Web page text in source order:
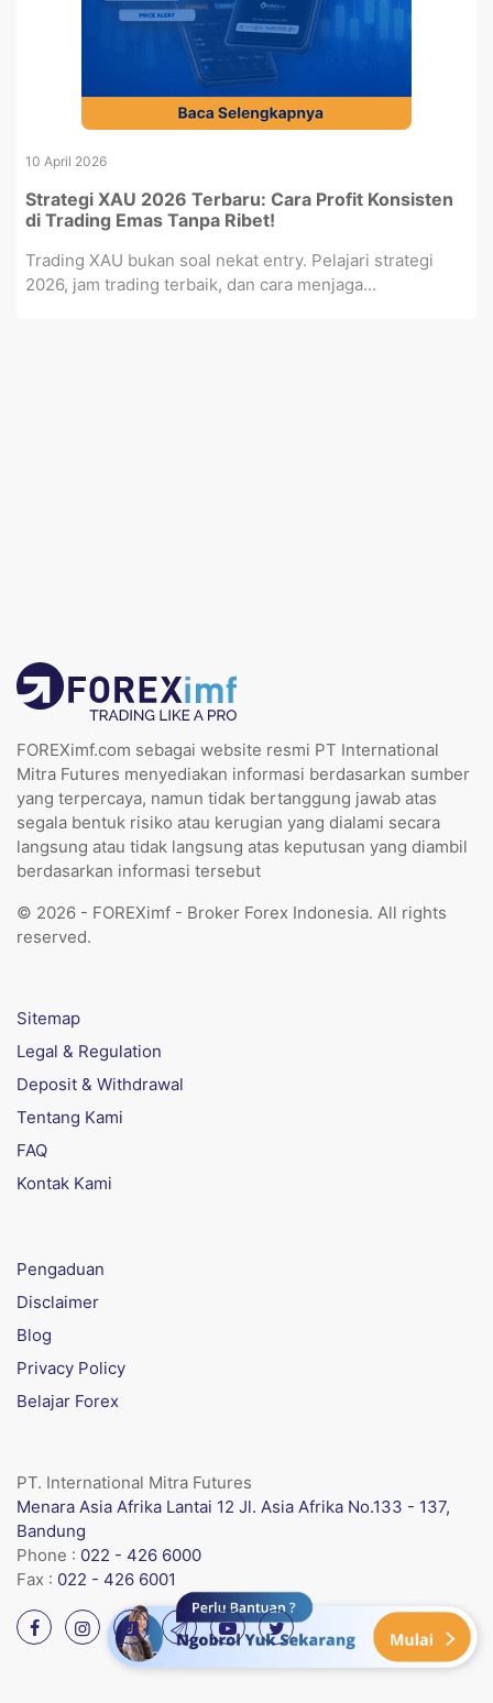
10 April 2026
Strategi XAU 2026 Terbaru: Cara Profit Konsisten
di Trading Emas Tanpa Ribet!
Trading XAU bukan soal nekat entry. Pelajari strategi
2026, jam trading terbaik, dan cara menjaga...
FOREXimf.com sebagai website resmi PT International
Mitra Futures menyediakan informasi berdasarkan sumber
yang terpercaya, namun tidak bertanggung jawab atas
segala bentuk risiko atau kerugian yang dialami secara
langsung atau tidak langsung atas keputusan yang diambil
berdasarkan informasi tersebut
© 2026 - FOREXimf - Broker Forex Indonesia. All rights
reserved.
Sitemap
Legal & Regulation
Deposit & Withdrawal
Tentang Kami
FAQ
Kontak Kami
Pengaduan
Disclaimer
Blog
Privacy Policy
Belajar Forex
PT. International Mitra Futures
Menara Asia Afrika Lantai 12 Jl. Asia Afrika No.133 - 137,
Bandung
Phone : 022 - 426 6000
Fax : 022 - 426 6001